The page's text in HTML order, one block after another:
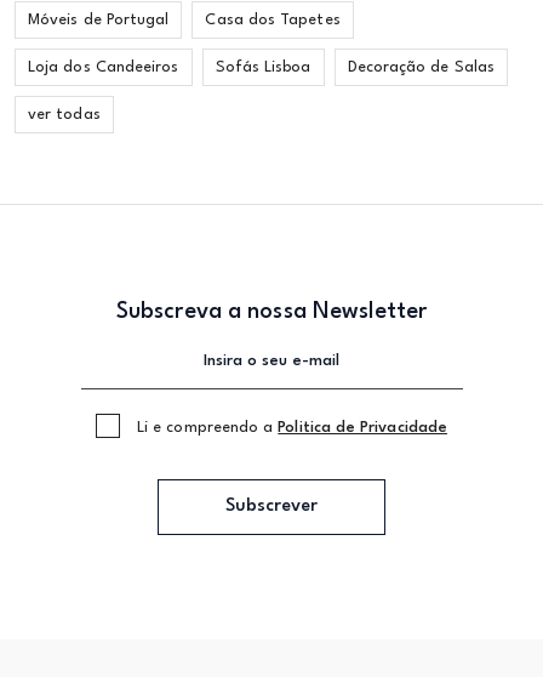
Móveis de Portugal Casa dos Tapetes
Loja dos Candeeiros Sofás Lisboa Decoração de Salas
ver todas
Subscreva a nossa Newsletter
Li e compreendo a Politica de Privacidade
Subscrever